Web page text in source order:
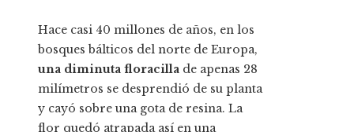
Hace casi 40 millones de años, en los
bosques bálticos del norte de Europa,
una diminuta floracilla de apenas 28
milímetros se desprendió de su planta
y cayó sobre una gota de resina. La
flor quedó atrapada así en una